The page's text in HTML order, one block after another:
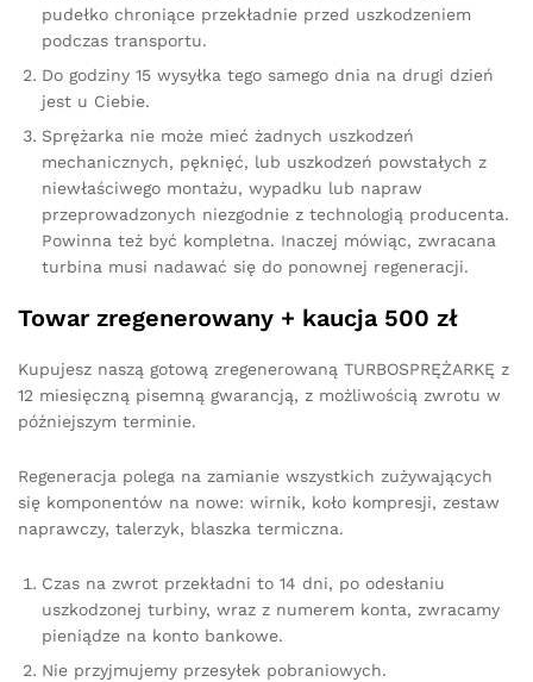
pudełko chroniące przekładnie przed uszkodzeniem
podczas transportu.
Do godziny 15 wysyłka tego samego dnia na drugi dzień
jest u Ciebie.
Sprężarka nie może mieć żadnych uszkodzeń
mechanicznych, pęknięć, lub uszkodzeń powstałych z
niewłaściwego montażu, wypadku lub napraw
przeprowadzonych niezgodnie z technologią producenta.
Powinna też być kompletna. Inaczej mówiąc, zwracana
turbina musi nadawać się do ponownej regeneracji.
Towar zregenerowany + kaucja 500 zł
Kupujesz naszą gotową zregenerowaną TURBOSPRĘŻARKĘ z
12 miesięczną pisemną gwarancją, z możliwością zwrotu w
późniejszym terminie.
Regeneracja polega na zamianie wszystkich zużywających
się komponentów na nowe: wirnik, koło kompresji, zestaw
naprawczy, talerzyk, blaszka termiczna.
Czas na zwrot przekładni to 14 dni, po odesłaniu
uszkodzonej turbiny, wraz z numerem konta, zwracamy
pieniądze na konto bankowe.
Nie przyjmujemy przesyłek pobraniowych.